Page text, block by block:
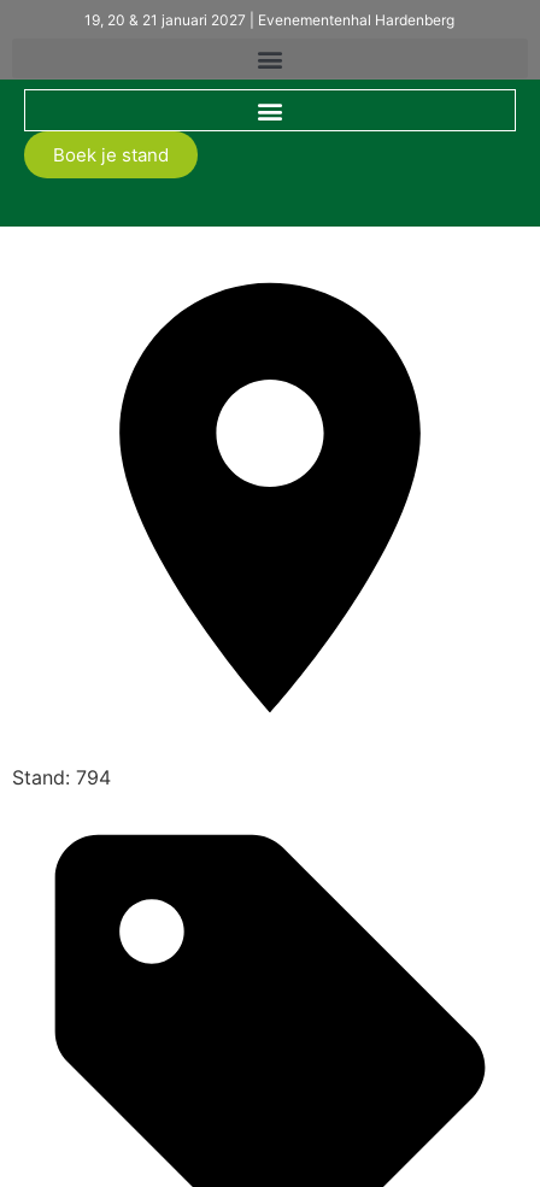
19, 20 & 21 januari 2027 | Evenementenhal Hardenberg
Boek je stand
Stand: 794